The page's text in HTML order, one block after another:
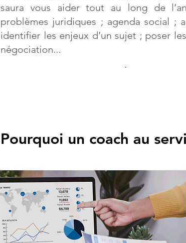
saura vous aider tout au long de
problèmes juridiques ; agenda social ;
identifier les enjeux d’un sujet ; poser
négociation...
Pourquoi un coach au